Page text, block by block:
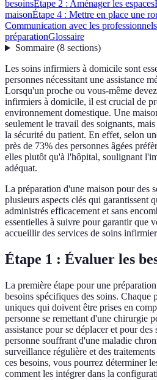
besoinsÉtape 2 : Aménager les espaces
maisonÉtape 4 : Mettre en place une
Communication avec les professionnels
préparationGlossaire
Sommaire(8 sections)
Les soins infirmiers à domicile sont
personnes nécessitant une assistance
Lorsqu'un proche ou vous-même
infirmiers à domicile, il est crucial de
environnement domestique. Une
seulement le travail des soignants,
la sécurité du patient. En effet, selon
près de 73% des personnes âgées
elles plutôt qu'à l'hôpital, soulignant
adéquat.
La préparation d'une maison pour des
plusieurs aspects clés qui garantissent
administrés efficacement et sans
essentielles à suivre pour garantir que
accueillir des services de soins
Étape 1 : Évaluer les
La première étape pour une
besoins spécifiques des soins. Chaque
uniques qui doivent être prises en
personne se remettant d'une chirurgie
assistance pour se déplacer et pour
personne souffrant d'une maladie
surveillance régulière et des
ces besoins, vous pourrez déterminer
comment les intégrer dans la